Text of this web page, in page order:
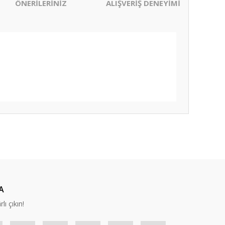
ÖNERİLERİNİZ ALIŞVERİŞ DENEYİMİ
çıkın!